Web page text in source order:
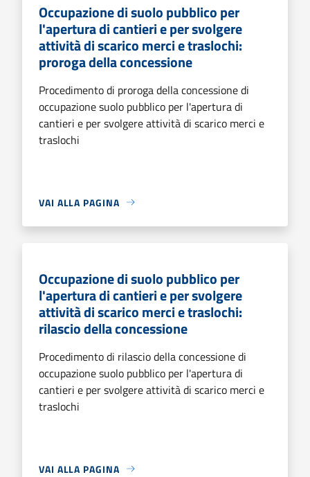
Occupazione di suolo pubblico per
l'apertura di cantieri e per svolgere
attività di scarico merci e traslochi:
proroga della concessione
Procedimento di proroga della concessione di
occupazione suolo pubblico per l'apertura di
cantieri e per svolgere attività di scarico merci e
traslochi
VAI ALLA PAGINA
Occupazione di suolo pubblico per
l'apertura di cantieri e per svolgere
attività di scarico merci e traslochi:
rilascio della concessione
Procedimento di rilascio della concessione di
occupazione suolo pubblico per l'apertura di
cantieri e per svolgere attività di scarico merci e
traslochi
VAI ALLA PAGINA